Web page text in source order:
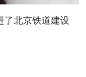
了北京铁道建设